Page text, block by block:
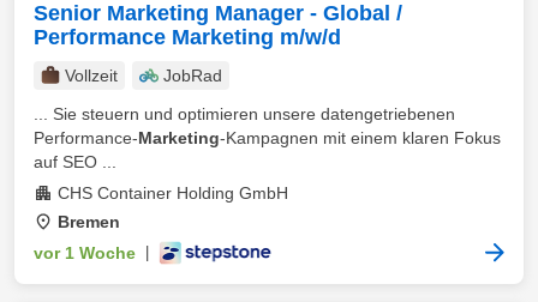
Senior Marketing Manager - Global /
Performance Marketing m/w/d
Vollzeit
JobRad
... Sie steuern und optimieren unsere datengetriebenen
Performance-Marketing-Kampagnen mit einem klaren Fokus
auf SEO ...
CHS Container Holding GmbH
Bremen
vor 1 Woche